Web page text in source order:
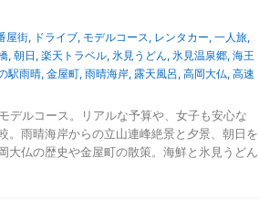
屋街, ドライブ, モデルコース, レンタカー, 一人旅,
, 朝日 , 楽天トラベル, 氷見うどん, 氷見温泉郷, 海王
駅雨晴, 金屋町, 雨晴海岸, 露天風呂, 高岡大仏, 高速
デルコース。リアルな予算や、女子も安心な
。雨晴海岸からの立山連峰絶景と夕景、朝日を
大仏の歴史や金屋町の散策。海鮮と氷見うどん